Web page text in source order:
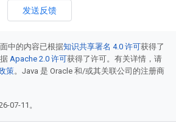
发送反馈
中的内容已根据知识共享署名 4.0 许可获得了
Apache 2.0 许可获得了许可。有关详情，请
策。Java 是 Oracle 和/或其关联公司的注册商
07-11。